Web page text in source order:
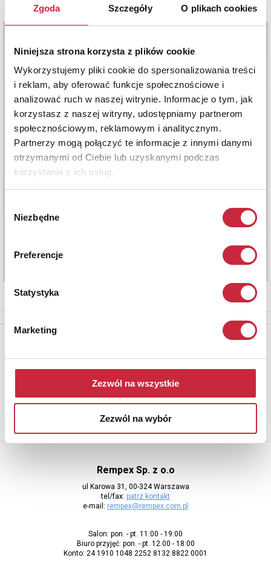
Zgoda Szczegóły O plikach cookies
Niniejsza strona korzysta z plików cookie
Wykorzystujemy pliki cookie do spersonalizowania treści
i reklam, aby oferować funkcje społecznościowe i
analizować ruch w naszej witrynie. Informacje o tym, jak
korzystasz z naszej witryny, udostępniamy partnerom
społecznościowym, reklamowym i analitycznym.
Partnerzy mogą połączyć te informacje z innymi danymi
otrzymanymi od Ciebie lub uzyskanymi podczas
korzystania z ich usług.
zgody
Niezbędne
Preferencje
Statystyka
Marketing
Zezwól na wszystkie
Zezwól na wybór
Aby otrzymywać informacje o nowych aukcjach, prosimy podać
adres e-mail
Rempex Sp. z o.o
ul Karowa 31, 00-324 Warszawa
tel/fax: patrz kontakt
e-mail: rempex@rempex.com.pl
Salon: pon. - pt. 11:00 - 19:00
Biuro przyjęć: pon. - pt. 12:00 - 18:00
Konto: 24 1910 1048 2252 8132 8822 0001